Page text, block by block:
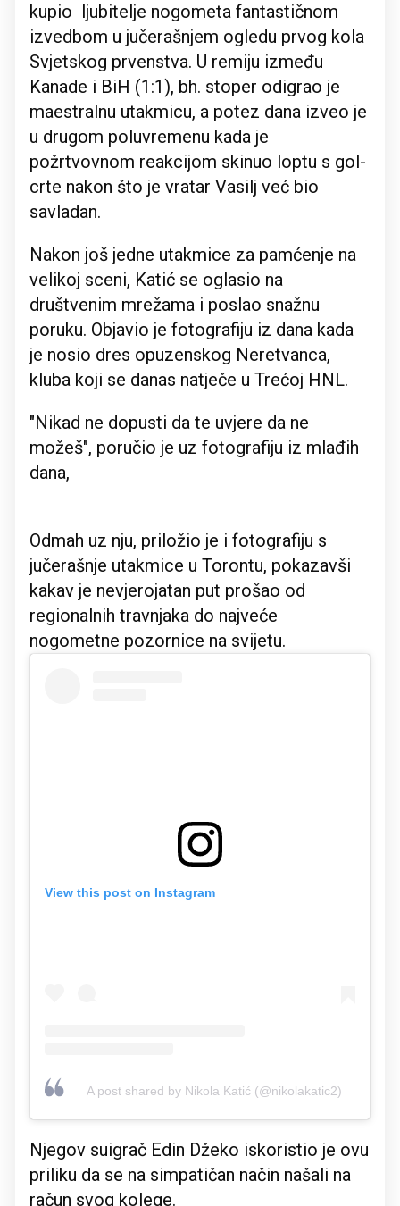
kupio ljubitelje nogometa fantastičnom
izvedbom u jučerašnjem ogledu prvog kola
Svjetskog prvenstva. U remiju između
Kanade i BiH (1:1), bh. stoper odigrao je
maestralnu utakmicu, a potez dana izveo je
u drugom poluvremenu kada je
požrtvovnom reakcijom skinuo loptu s gol-
crte nakon što je vratar Vasilj već bio
savladan.
Nakon još jedne utakmice za pamćenje na
velikoj sceni, Katić se oglasio na
društvenim mrežama i poslao snažnu
poruku. Objavio je fotografiju iz dana kada
je nosio dres opuzenskog Neretvanca,
kluba koji se danas natječe u Trećoj HNL.
"Nikad ne dopusti da te uvjere da ne
možeš", poručio je uz fotografiju iz mlađih
dana,
Odmah uz nju, priložio je i fotografiju s
jučerašnje utakmice u Torontu, pokazavši
kakav je nevjerojatan put prošao od
regionalnih travnjaka do najveće
nogometne pozornice na svijetu.
View this post on Instagram
A post shared by Nikola Katić (@nikolakatic2)
Njegov suigrač Edin Džeko iskoristio je ovu
priliku da se na simpatičan način našali na
račun svog kolege.